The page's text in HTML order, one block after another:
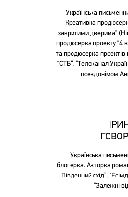
Українська
Креативна
закритими дверима”
продюсерка проекту “4
та продюсерка проектів
“СТБ”, “Телеканал
псевдонімом
Українська
блогерка. Авторка
Південний схід”,
“Залежні